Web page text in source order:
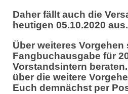
Daher fällt auch die
heutigen 05.10.2020 aus.
Über weiteres Vorgehen
Fangbuchausgabe für
Vorstandsintern
über die weitere
Euch demnächst per